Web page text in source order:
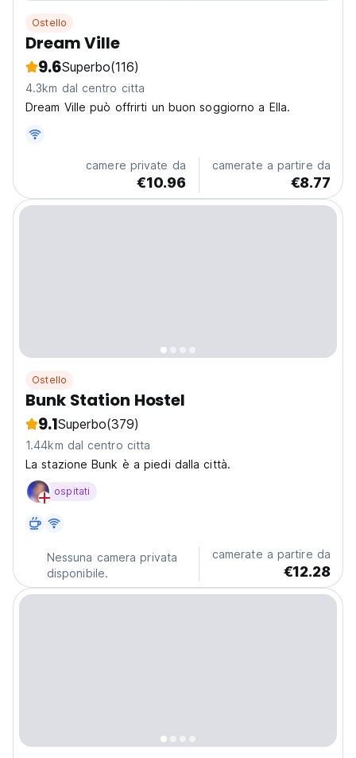
Ostello
Dream Ville
9.6Superbo(116)
4.3km dal centro citta
Dream Ville può offrirti un buon soggiorno a Ella.
camere private da
€10.96
camerate a partire da
€8.77
Ostello
Bunk Station Hostel
9.1Superbo(379)
1.44km dal centro citta
La stazione Bunk è a piedi dalla città.
ospitati
Nessuna camera privata
disponibile.
camerate a partire da
€12.28